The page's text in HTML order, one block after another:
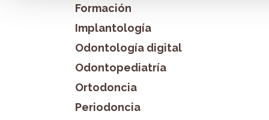
Formación
Implantología
Odontología digital
Odontopediatría
Ortodoncia
Periodoncia